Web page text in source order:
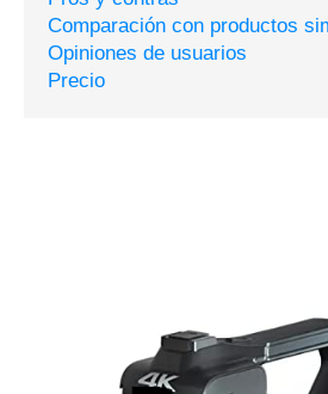
Comparación con productos
Opiniones de usuarios
Precio